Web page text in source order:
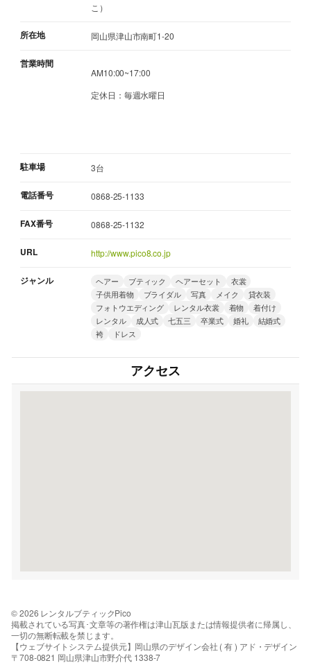
こ）
所在地 岡山県津山市南町1-20
営業時間
AM10:00~17:00
定休日：毎週水曜日
駐車場 3台
電話番号 0868-25-1133
FAX番号 0868-25-1132
URL http://www.pico8.co.jp
ジャンル ヘアー ブティック ヘアーセット
衣裳
子供用着物
ブライダル 写真 メイク
貸衣装
フォトウエディング
レンタル衣裳 着物
着付け
レンタル
成人式 七五三 卒業式 婚礼
結婚式
袴
ドレス
アクセス
© 2026 レンタルブティックPico
掲載されている写真･文章等の著作権は津山瓦版または情報提供者に帰属し、
一切の無断転載を禁じます。
【ウェブサイトシステム提供元】岡山県のデザイン会社 ( 有 ) アド・デザイン
〒708-0821 岡山県津山市野介代 1338-7